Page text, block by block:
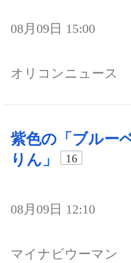
08月09日 15:00
オリコンニュース
紫色の「ブルー
りん」
16
08月09日 12:10
マイナビウーマン